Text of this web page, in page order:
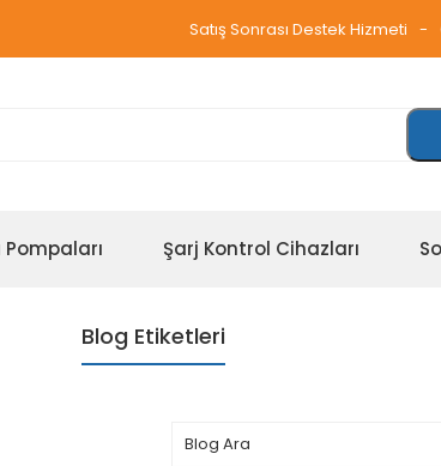
Satış Sonrası Destek Hizmeti
Pompaları Şarj Kontrol Cihazları
Blog Etiketleri